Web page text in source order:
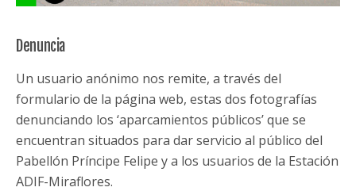
Denuncia
Un usuario anónimo nos remite, a través del
formulario de la página web, estas dos fotografías
denunciando los ‘aparcamientos públicos’ que se
encuentran situados para dar servicio al público del
Pabellón Príncipe Felipe y a los usuarios de la Estación
ADIF-Miraflores.